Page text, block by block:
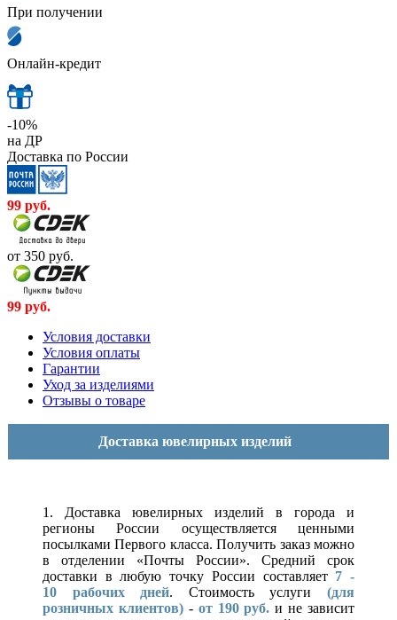
При получении
Онлайн-кредит
-10%
на ДР
Доставка по России
99 руб.
от 350 руб.
99 руб.
Условия доставки
Условия оплаты
Гарантии
Уход за изделиями
Отзывы о товаре
Доставка ювелирных изделий
1. Доставка ювелирных изделий в города и
регионы России осуществляется ценными
посылками Первого класса. Получить заказ можно
в отделении «Почты России». Средний срок
доставки в любую точку России составляет 7 -
10 рабочих дней. Стоимость услуги(для
розничных клиентов)- от 190 руб. и не зависит